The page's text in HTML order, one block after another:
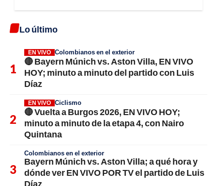
Lo último
EN VIVO Colombianos en el exterior
🔴 Bayern Múnich vs. Aston Villa, EN VIVO
HOY; minuto a minuto del partido con Luis
Díaz
EN VIVO Ciclismo
🔴 Vuelta a Burgos 2026, EN VIVO HOY;
minuto a minuto de la etapa 4, con Nairo
Quintana
Colombianos en el exterior
Bayern Múnich vs. Aston Villa; a qué hora y
dónde ver EN VIVO POR TV el partido de Luis
Díaz